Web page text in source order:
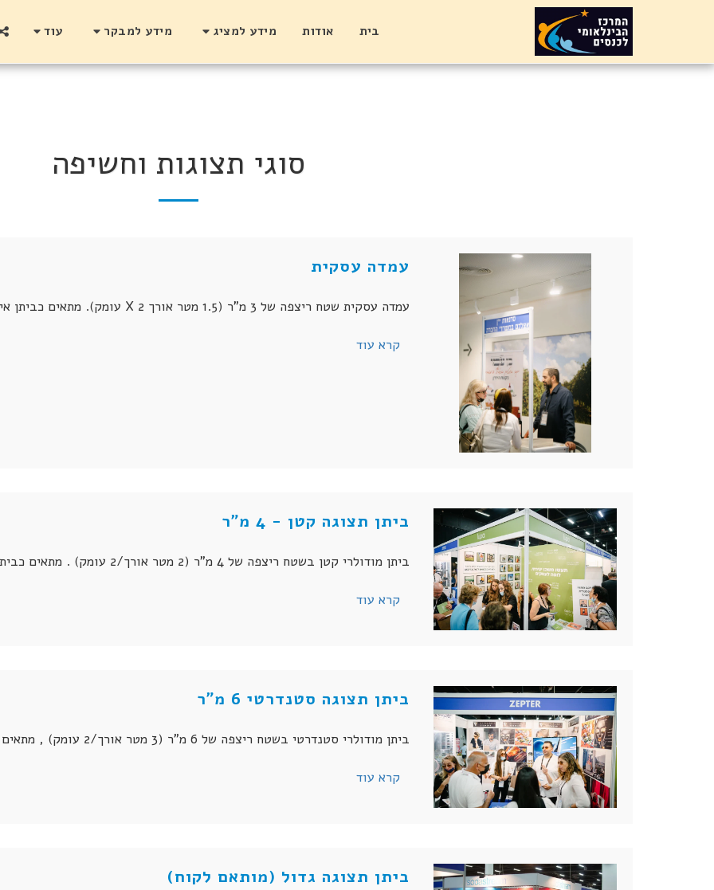
בית אודות מידע למציג מידע למבקר עוד
סוגי תצוגות וחשיפה
עמדה עסקית
עמדה עסקית שטח ריצפה של 3 מ"ר (1.5 מטר אורך X 2 עומק). מתאים כביתן אינפורמטיבי. ניתן להעמיד רול-אפ לצד הדלפק.
קרא עוד
ביתן תצוגה קטן - 4 מ"ר
ביתן מודולרי קטן בשטח ריצפה של 4 מ"ר (2 מטר אורך/2 עומק) . מתאים כביתן תצוגה למוצרים קטנים.
קרא עוד
ביתן תצוגה סטנדרטי 6 מ"ר
ביתן מודולרי סטנדרטי בשטח ריצפה של 6 מ"ר (3 מטר אורך/2 עומק) , מתאים כביתן תצוגה למוצרים גדולים וקטנים.
קרא עוד
ביתן תצוגה גדול (מותאם לקוח)